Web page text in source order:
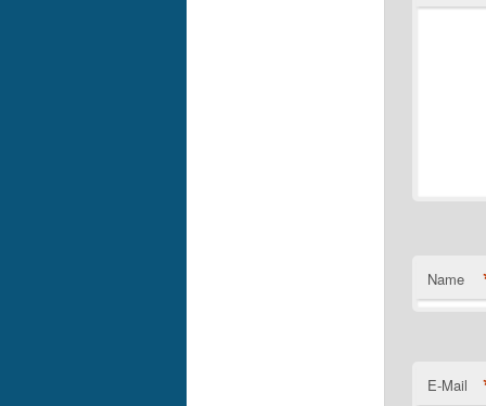
Name
E-Mail